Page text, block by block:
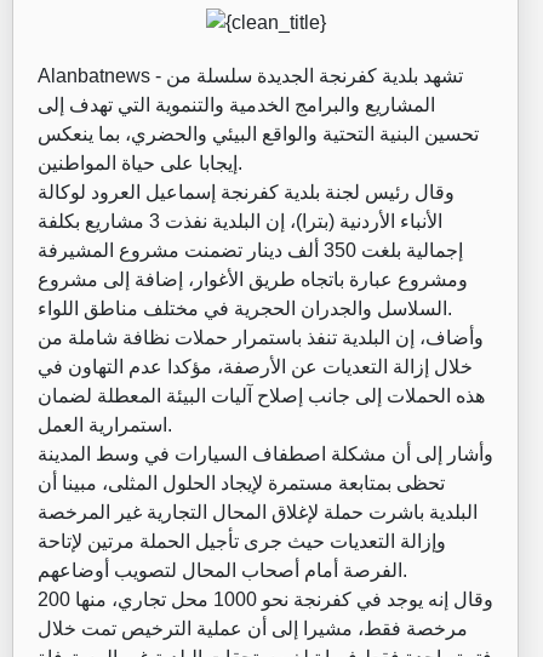
Alanbatnews - تشهد بلدية كفرنجة الجديدة سلسلة من
المشاريع والبرامج الخدمية والتنموية التي تهدف إلى
تحسين البنية التحتية والواقع البيئي والحضري، بما ينعكس
إيجابا على حياة المواطنين.
وقال رئيس لجنة بلدية كفرنجة إسماعيل العرود لوكالة
الأنباء الأردنية (بترا)، إن البلدية نفذت 3 مشاريع بكلفة
إجمالية بلغت 350 ألف دينار تضمنت مشروع المشيرفة
ومشروع عبارة باتجاه طريق الأغوار، إضافة إلى مشروع
السلاسل والجدران الحجرية في مختلف مناطق اللواء.
وأضاف، إن البلدية تنفذ باستمرار حملات نظافة شاملة من
خلال إزالة التعديات عن الأرصفة، مؤكدا عدم التهاون في
هذه الحملات إلى جانب إصلاح آليات البيئة المعطلة لضمان
استمرارية العمل.
وأشار إلى أن مشكلة اصطفاف السيارات في وسط المدينة
تحظى بمتابعة مستمرة لإيجاد الحلول المثلى، مبينا أن
البلدية باشرت حملة لإغلاق المحال التجارية غير المرخصة
وإزالة التعديات حيث جرى تأجيل الحملة مرتين لإتاحة
الفرصة أمام أصحاب المحال لتصويب أوضاعهم.
وقال إنه يوجد في كفرنجة نحو 1000 محل تجاري، منها 200
مرخصة فقط، مشيرا إلى أن عملية الترخيص تمت خلال